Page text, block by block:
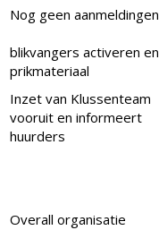
Nog geen aanmeldingen
blikvangers activeren en
prikmateriaal
Inzet van Klussenteam
vooruit en informeert
huurders
Overall organisatie